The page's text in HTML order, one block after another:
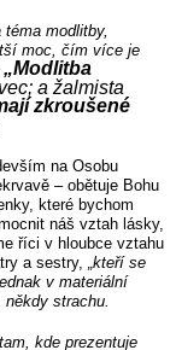
modlitby,
moc, čím více je
„Modlitba
a žalmista
zkroušené
na Osobu
– obětuje Bohu
které bychom
náš vztah lásky,
říci v hloubce vztahu
a sestry,
„kteří se
v materiální
strachu.
kde prezentuje